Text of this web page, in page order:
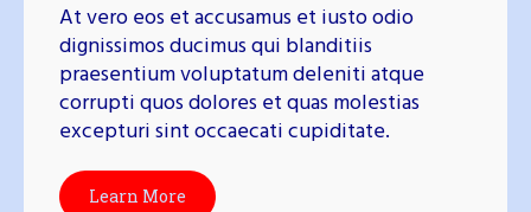
At vero eos et accusamus et iusto odio
dignissimos ducimus qui blanditiis
praesentium voluptatum deleniti atque
corrupti quos dolores et quas molestias
excepturi sint occaecati cupiditate.
Learn More